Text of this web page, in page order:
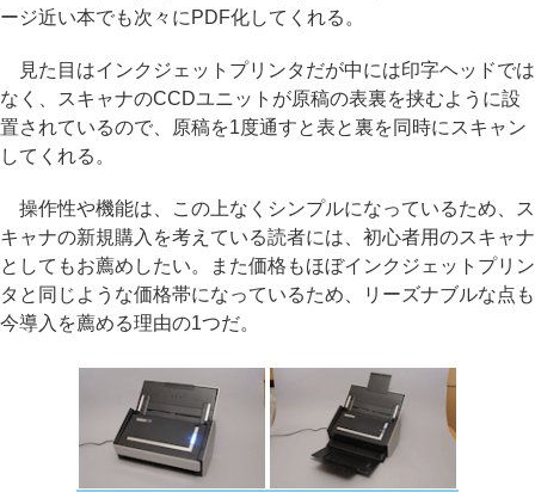
ージ近い本でも次々にPDF化してくれる。
見た目はインクジェットプリンタだが中には印字ヘッドでは
なく、スキャナのCCDユニットが原稿の表裏を挟むように設
置されているので、原稿を1度通すと表と裏を同時にスキャン
してくれる。
操作性や機能は、この上なくシンプルになっているため、ス
キャナの新規購入を考えている読者には、初心者用のスキャナ
としてもお薦めしたい。また価格もほぼインクジェットプリン
タと同じような価格帯になっているため、リーズナブルな点も
今導入を薦める理由の1つだ。